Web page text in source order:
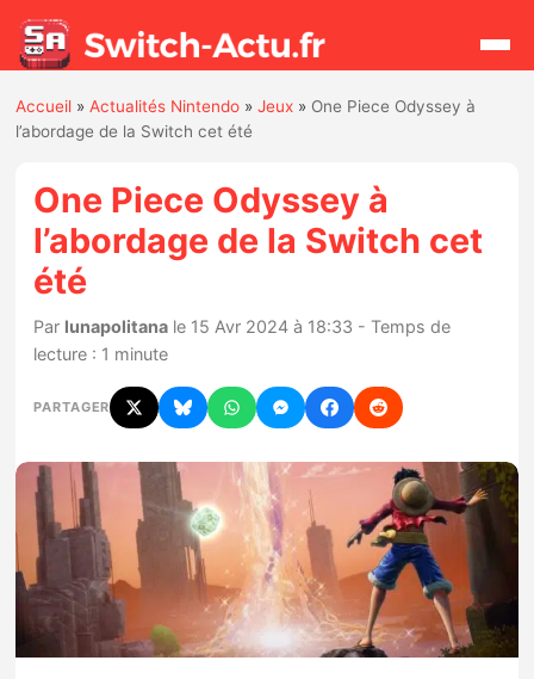
Actualités
Jeux
Hardware
Mises à jour
Chiffres de ventes
Rumeurs
Nintendo Direct
Tests et previews
Accueil »Actualités Nintendo »Jeux » One Piece Odyssey à
l’abordage de la Switch cet été
One Piece Odyssey à
l’abordage de la Switch cet
été
Par lunapolitana le 15 Avr 2024 à 18:33 - Temps de
lecture : 1 minute
PARTAGER